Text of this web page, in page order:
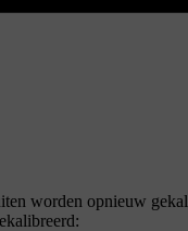
worden opnieuw